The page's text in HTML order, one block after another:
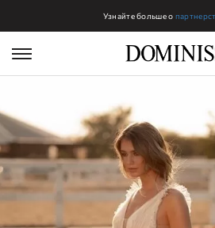
Узнайте больше о
Линии DOMINISS